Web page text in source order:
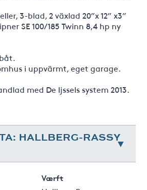
3-blad, 2 växlad 20”x 12” x3”
SE 100/185 Twinn 8,4 hp ny
i uppvärmt, eget garage.
med De Ijssels system 2013.
HALLBERG-RASSY
Værft